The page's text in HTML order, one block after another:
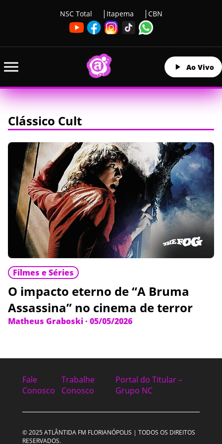
NSC Total Itapema CBN
Ao Vivo
Clássico Cult
Filmes e Séries
O impacto eterno de “A Bruma
Assassina” no cinema de terror
Matheus Graboski· 05/05/2026
Fale
Conosco
Trabalhe
Conosco
Portal do Titular –
Grupo NC
© 2025 ATLÂNTIDA FM FLORIANÓPOLIS | TODOS OS DIREITOS
RESERVADOS.